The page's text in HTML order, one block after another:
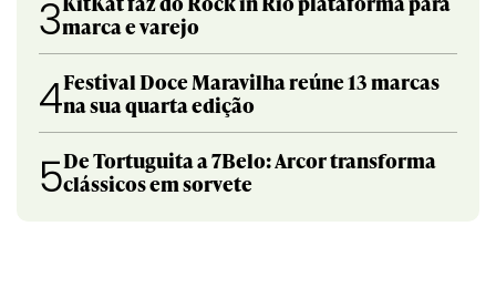
3marca e varejo
4Festival Doce Maravilha reúne 13 marcas
na sua quarta edição
5De Tortuguita a 7Belo: Arcor transforma
clássicos em sorvete